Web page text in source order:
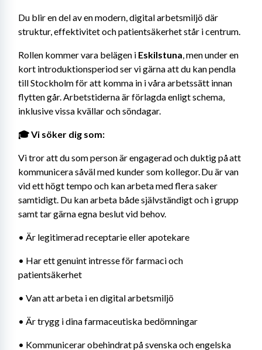
Du blir en del av en modern, digital arbetsmiljö där
struktur, effektivitet och patientsäkerhet står i centrum.
Rollen kommer vara belägen i Eskilstuna, men under en
kort introduktionsperiod ser vi gärna att du kan pendla
till Stockholm för att komma in i våra arbetssätt innan
flytten går. Arbetstiderna är förlagda enligt schema,
inklusive vissa kvällar och söndagar.
🎓 Vi söker dig som:
Vi tror att du som person är engagerad och duktig på att
kommunicera såväl med kunder som kollegor. Du är van
vid ett högt tempo och kan arbeta med flera saker
samtidigt. Du kan arbeta både självständigt och i grupp
samt tar gärna egna beslut vid behov.
• Är legitimerad receptarie eller apotekare
• Har ett genuint intresse för farmaci och
patientsäkerhet
• Van att arbeta i en digital arbetsmiljö
• Är trygg i dina farmaceutiska bedömningar
• Kommunicerar obehindrat på svenska och engelska